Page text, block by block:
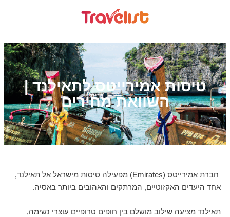
טיסות אמירייטס לתאילנד |
השוואת מחירים
חברת אמירייטס (Emirates) מפעילה טיסות מישראל אל תאילנד,
אחד היעדים האקזוטיים, המרתקים והאהובים ביותר באסיה.
תאילנד מציעה שילוב מושלם בין חופים טרופיים עוצרי נשימה,